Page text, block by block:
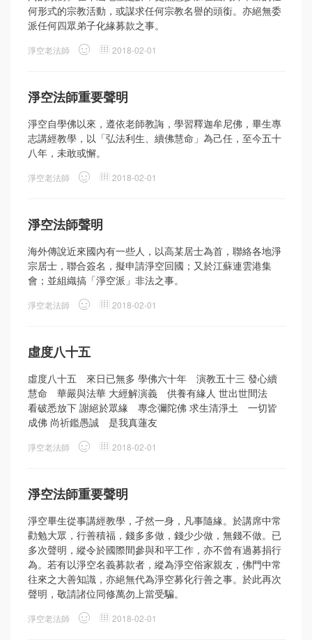
何形式的宗教活動，或謀求任何宗教名譽的頭銜。亦絕無委
派任何四眾弟子化緣募款之事。
淨空老法師 2018-02-01
淨空法師重要聲明
淨空自學佛以來，遵依老師教誨，學習釋迦牟尼佛，畢生專
志講經教學，以「弘法利生、續佛慧命」為己任，至今五十
八年，未敢或懈。
淨空老法師 2018-02-01
淨空法師聲明
海外傳說近來國內有一些人，以高某居士為首，聯絡各地淨
宗居士，聯合簽名，擬申請淨空回國；又於江蘇連雲港集
會；並組織搞「淨空派」非法之事。
淨空老法師 2018-02-01
虛度八十五
虛度八十五 來日已無多 學佛六十年 演教五十三 發心續
慧命 華嚴與法華 大經解演義 供養有緣人 世出世間法
看破悉放下 謝絕於眾緣 專念彌陀佛 求生清淨土 一切皆
成佛 尚祈鑑愚誠 是我真蓮友
淨空老法師 2018-02-01
淨空法師重要聲明
淨空畢生從事講經教學，孑然一身，凡事隨緣。於講席中常
勸勉大眾，行善積福，錢多多做，錢少少做，無錢不做。已
多次聲明，縱令於國際間參與和平工作，亦不曾有過募捐行
為。若有以淨空名義募款者，縱為淨空俗家親友，佛門中常
往來之大善知識，亦絕無代為淨空募化行善之事。於此再次
聲明，敬請諸位同修萬勿上當受騙。
淨空老法師 2018-02-01